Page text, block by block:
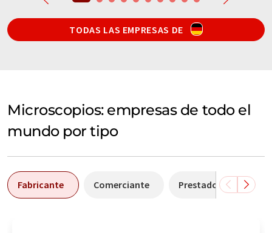
TODAS LAS EMPRESAS DE
Microscopios: empresas de todo el
mundo por tipo
Fabricante Comerciante Prestador de